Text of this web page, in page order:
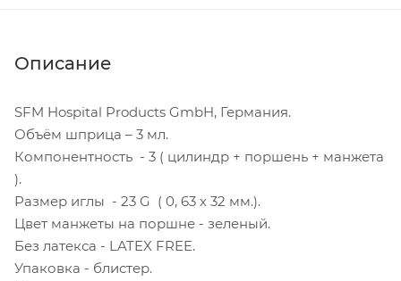
Описание
SFM Hospital Products GmbH, Германия.
Объём шприца – 3 мл.
Компонентность - 3 ( цилиндр + поршень + манжета
).
Размер иглы - 23 G ( 0, 63 х 32 мм.).
Цвет манжеты на поршне - зеленый.
Без латекса - LATEX FREE.
Упаковка - блистер.